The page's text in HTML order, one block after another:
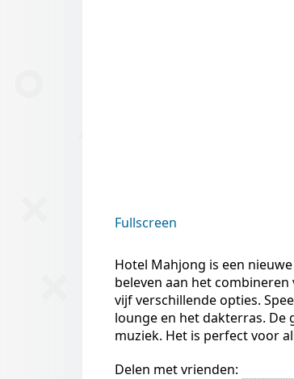
Fullscreen
Hotel Mahjong is een
beleven aan het
vijf verschillende opties.
lounge en het dakterras.
muziek. Het is perfect voor
Delen met vrienden: